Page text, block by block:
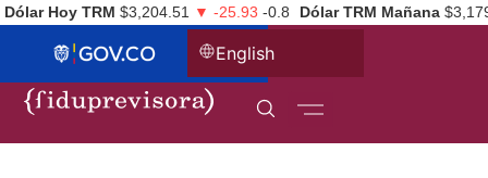
Dólar Hoy TRM $3,204.51 ▼ -25.93 -0.8 Dólar TRM Mañana
English